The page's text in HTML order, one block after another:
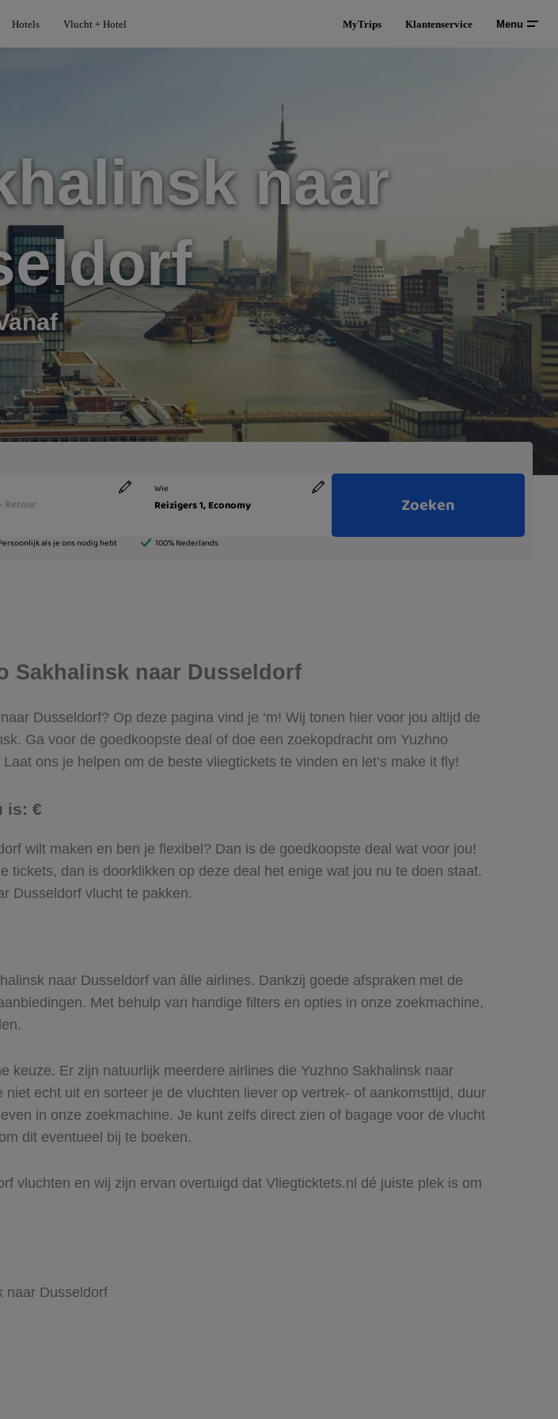
Hotels Vlucht + Hotel MyTrips Klantenservice Menu
naar
Sakhalinsk naar Dusseldorf
Dusseldorf? Op deze pagina vind je ‘m! Wij tonen hier voor jou altijd de
Ga voor de goedkoopste deal of doe een zoekopdracht om Yuzhno
ons je helpen om de beste vliegtickets te vinden en let’s make it fly!
is: €
wilt maken en ben je flexibel? Dan is de goedkoopste deal wat voor jou!
dan is doorklikken op deze deal het enige wat jou nu te doen staat.
Dusseldorf vlucht te pakken.
naar Dusseldorf van álle airlines. Dankzij goede afspraken met de
Met behulp van handige filters en opties in onze zoekmachine,
keuze. Er zijn natuurlijk meerdere airlines die Yuzhno Sakhalinsk naar
echt uit en sorteer je de vluchten liever op vertrek- of aankomsttijd, duur
in onze zoekmachine. Je kunt zelfs direct zien of bagage voor de vlucht
dit eventueel bij te boeken.
vluchten en wij zijn ervan overtuigd dat Vliegticktets.nl dé juiste plek is om
naar Dusseldorf